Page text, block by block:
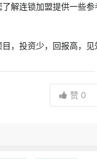
了解连锁加盟提供一些
目，投资少，回报高，
赞 0